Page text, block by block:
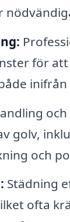
för
golv,
och
Städning
ofta